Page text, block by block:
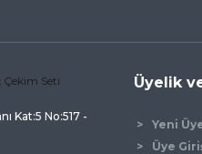
Kat:5 No:517 -
Üyelik
Yeni
Üye